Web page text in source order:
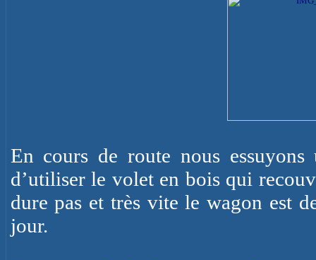
En cours de route nous
d’utiliser le volet en bois qui
dure pas et très vite le wagon est
jour.